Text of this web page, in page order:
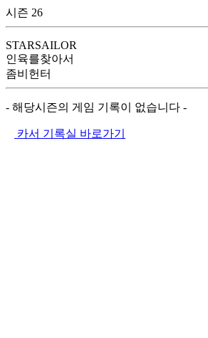
시즌 26
STARSAILOR
인육를찾아서
좀비헌터
- 해당시즌의 게임 기록이 없습니다 -
카서 기록실 바로가기